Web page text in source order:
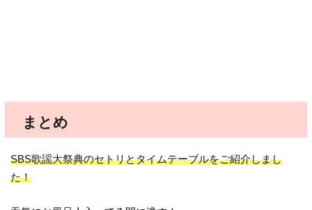
まとめ
SBS歌謡大祭典のセトリとタイムテーブルをご紹介しまし
た！